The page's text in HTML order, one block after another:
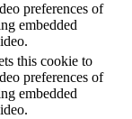
preferences of
embedded
this cookie to
preferences of
embedded